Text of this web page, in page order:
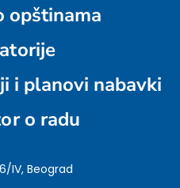
opštinama
i planovi nabavki
o radu
IV, Beograd